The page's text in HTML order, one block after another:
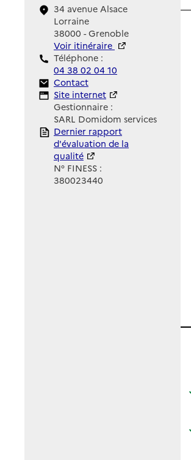
34 avenue Alsace
Lorraine
38000 - Grenoble
Voir itinéraire
Téléphone :
04 38 02 04 10
Contact
Contact
Site Internet
Site internet
Gestionnaire :
SARL Domidom services
Rapport HAS
Dernier rapport
d'évaluation de la
qualité
N° FINESS :
380023440